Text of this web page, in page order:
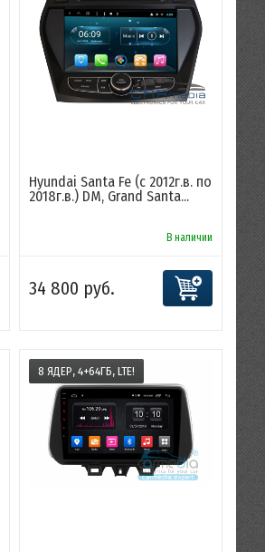
Hyundai Santa Fe (с 2012г.в. по
2018г.в.) DM, Grand Santa...
В наличии
34 800 руб.
8 ЯДЕР, 4+64ГБ, LTE!